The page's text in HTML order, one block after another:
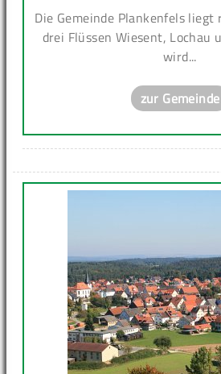
Die Gemeinde Plankenfels liegt
drei Flüssen Wiesent, Lochau
wird...
zur Gemeinde